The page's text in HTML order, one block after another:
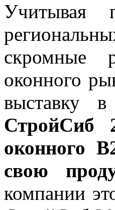
Учитывая
скромные
оконного
выставку в
СтройСиб
оконного
свою
компании